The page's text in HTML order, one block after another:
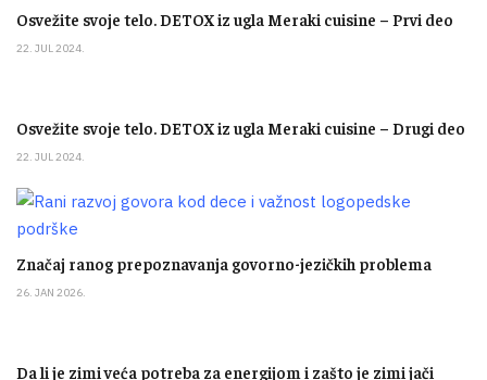
Osvežite svoje telo. DETOX iz ugla Meraki cuisine – Prvi deo
22. JUL 2024.
Osvežite svoje telo. DETOX iz ugla Meraki cuisine – Drugi deo
22. JUL 2024.
Značaj ranog prepoznavanja govorno-jezičkih problema
26. JAN 2026.
Da li je zimi veća potreba za energijom i zašto je zimi jači